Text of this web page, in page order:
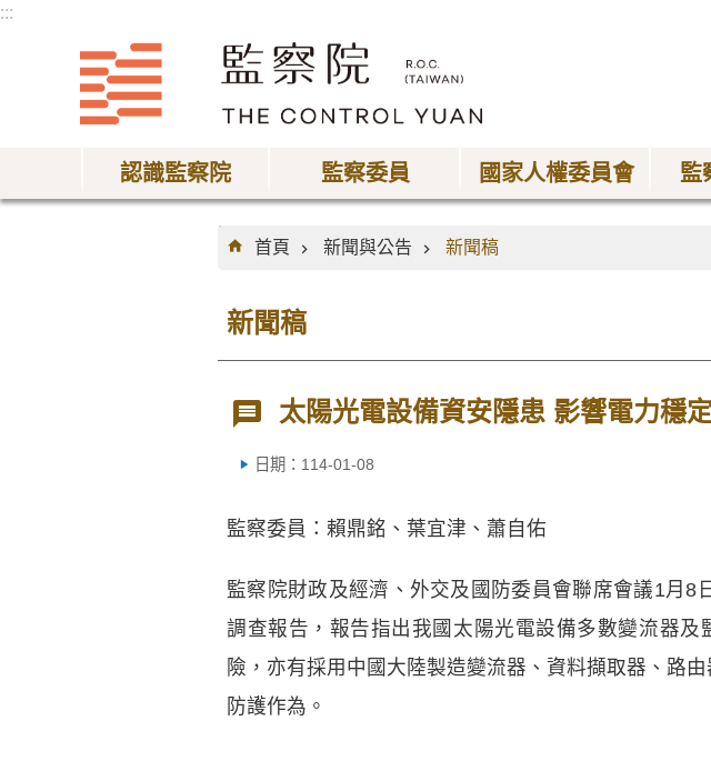
:::
認識監察院 監察委員 國家人權委員會 監
:::
首頁
新聞與公告 新聞稿
新聞稿
太陽光電設備資安隱患 影響電力穩定
日期：114-01-08
監察委員：賴鼎銘、葉宜津、蕭自佑
監察院財政及經濟、外交及國防委員會聯席會議1月8
調查報告，報告指出我國太陽光電設備多數變流器
險，亦有採用中國大陸製造變流器、資料擷取器、路
防護作為。